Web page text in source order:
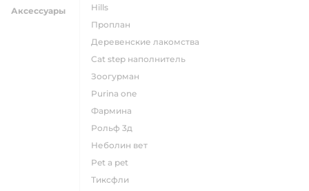
Аксессуары
hills
проплан
деревенские лакомства
cat step наполнитель
зоогурман
purina one
фармина
рольф 3д
неболин вет
pet a pet
тиксфли